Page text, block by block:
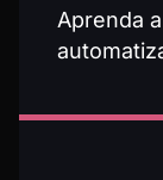
Aprenda